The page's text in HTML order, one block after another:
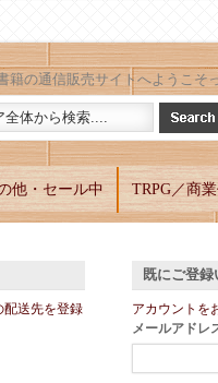
籍の通信販売サイトへようこそ
他・セール中 TRPG／商
配送先を登録
既にご登
アカウントを
メールアドレ